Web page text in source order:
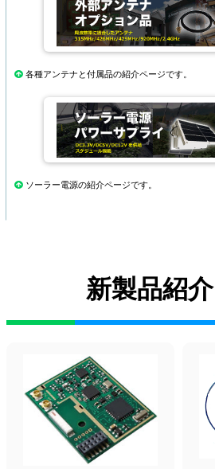
各種アンテナと付属品の紹介ページです。
ソーラー電源の紹介ページです。
新製品紹介